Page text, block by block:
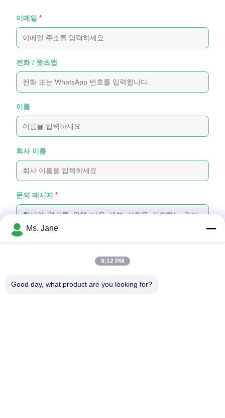
이메일 *
전화 / 왓츠앱
이름
회사 이름
문의 메시지 *
파일 첨부
Ms. Jane
9:12 PM
Good day, what product are you looking for?